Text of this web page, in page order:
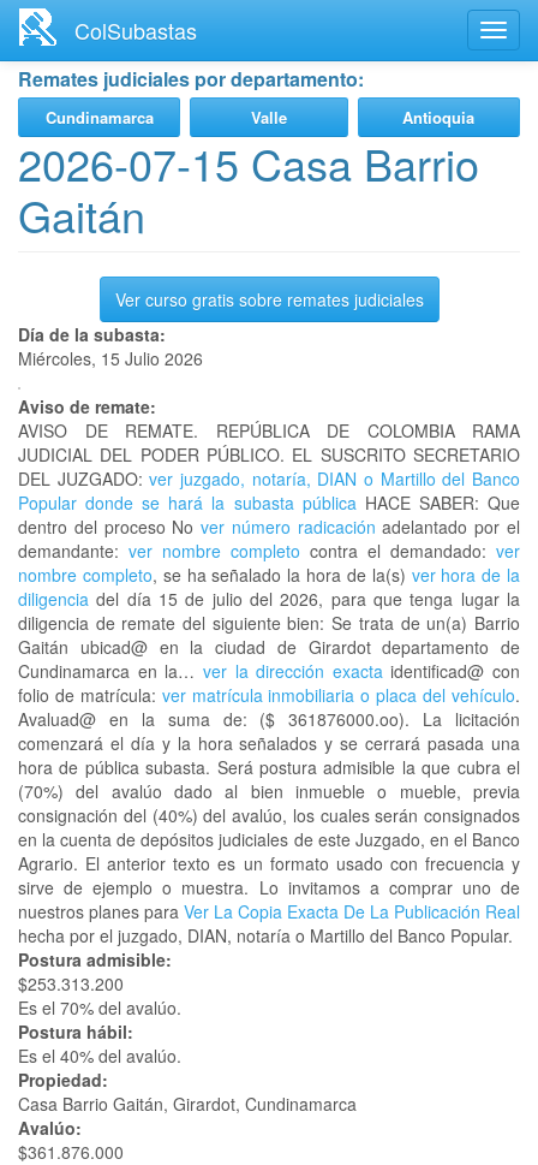
contenido
principal
ColSubastas
Remates judiciales por departamento:
Cundinamarca Valle Antioquia
2026-07-15 Casa Barrio
Gaitán
Ver curso gratis sobre remates judiciales
Día de la subasta:
Miércoles, 15 Julio 2026
Aviso de remate:
AVISO DE REMATE. REPÚBLICA DE COLOMBIA RAMA
JUDICIAL DEL PODER PÚBLICO. EL SUSCRITO SECRETARIO
DEL JUZGADO: ver juzgado, notaría, DIAN o Martillo del Banco
Popular donde se hará la subasta públicaHACE SABER: Que
dentro del proceso Nover número radicación adelantado por el
demandante: ver nombre completo contra el demandado: ver
nombre completo, se ha señalado la hora de la(s) ver hora de la
diligencia del día 15 de julio del 2026, para que tenga lugar la
diligencia de remate del siguiente bien: Se trata de un(a) Barrio
Gaitán ubicad@ en la ciudad de Girardot departamento de
Cundinamarca en la… ver la dirección exactaidentificad@ con
folio de matrícula: ver matrícula inmobiliaria o placa del vehículo.
Avaluad@ en la suma de: ($ 361876000.oo). La licitación
comenzará el día y la hora señalados y se cerrará pasada una
hora de pública subasta. Será postura admisible la que cubra el
(70%) del avalúo dado al bien inmueble o mueble, previa
consignación del (40%) del avalúo, los cuales serán consignados
en la cuenta de depósitos judiciales de este Juzgado, en el Banco
Agrario. El anterior texto es un formato usado con frecuencia y
sirve de ejemplo o muestra. Lo invitamos a comprar uno de
nuestros planes para Ver La Copia Exacta De La Publicación Real
hecha por el juzgado, DIAN, notaría o Martillo del Banco Popular.
Postura admisible:
$253.313.200
Es el 70% del avalúo.
Postura hábil:
Es el 40% del avalúo.
Propiedad:
Casa Barrio Gaitán, Girardot, Cundinamarca
Avalúo:
$361.876.000